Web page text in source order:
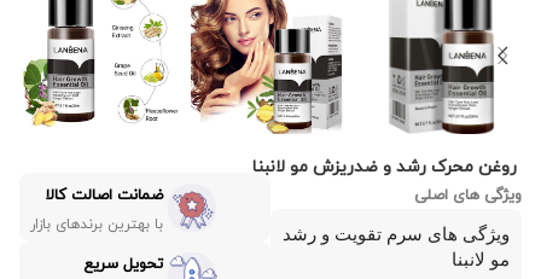
روغن محرک رشد و ضدریزش مو لانبنا
ویژگی های اصلی
ویژگی های سرم تقویت و رشد
مو لانبنا
ضمانت اصالت کالا
با بهترین برندهای بازار
تحویل سریع